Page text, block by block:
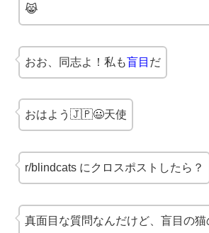
😹
おお、同志よ！私も盲目 だ
おはよう🇯🇵😃天使
r/blindcats にクロスポストしたら？
真面目な質問なんだけど、盲目の猫